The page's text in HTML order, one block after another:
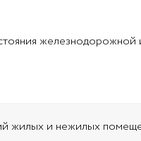
жилых и нежилых